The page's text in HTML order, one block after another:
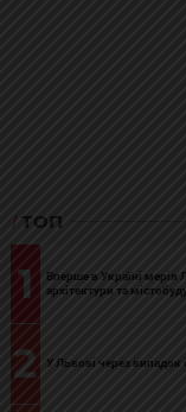
ТОП
1
Вперше в Україні мерія
архітектури та
2 У Львові через випадок